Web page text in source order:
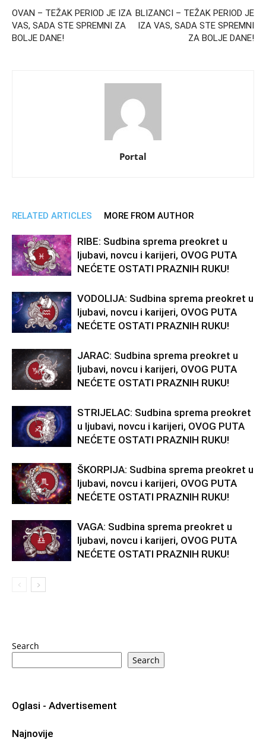
OVAN – TEŽAK PERIOD JE IZA
VAS, SADA STE SPREMNI ZA
BOLJE DANE!
BLIZANCI – TEŽAK PERIOD JE
IZA VAS, SADA STE SPREMNI
ZA BOLJE DANE!
Portal
RELATED ARTICLES MORE FROM AUTHOR
RIBE: Sudbina sprema preokret u
ljubavi, novcu i karijeri, OVOG PUTA
NEĆETE OSTATI PRAZNIH RUKU!
VODOLIJA: Sudbina sprema preokret u
ljubavi, novcu i karijeri, OVOG PUTA
NEĆETE OSTATI PRAZNIH RUKU!
JARAC: Sudbina sprema preokret u
ljubavi, novcu i karijeri, OVOG PUTA
NEĆETE OSTATI PRAZNIH RUKU!
STRIJELAC: Sudbina sprema preokret
u ljubavi, novcu i karijeri, OVOG PUTA
NEĆETE OSTATI PRAZNIH RUKU!
ŠKORPIJA: Sudbina sprema preokret u
ljubavi, novcu i karijeri, OVOG PUTA
NEĆETE OSTATI PRAZNIH RUKU!
VAGA: Sudbina sprema preokret u
ljubavi, novcu i karijeri, OVOG PUTA
NEĆETE OSTATI PRAZNIH RUKU!
Search
Search
Oglasi - Advertisement
Najnovije